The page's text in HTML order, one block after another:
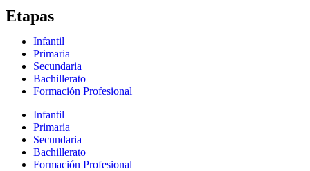
Etapas
Infantil
Primaria
Secundaria
Bachillerato
Formación Profesional
Infantil
Primaria
Secundaria
Bachillerato
Formación Profesional